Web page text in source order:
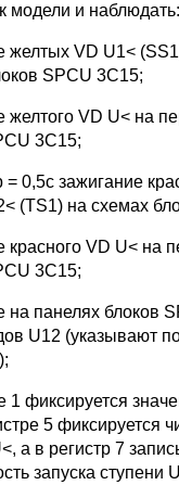
модели и наблюдать:
желтых VD U1<
SPCU 3C15;
желтого VD U< на
3C15;
= 0,5с зажигание
(TS1) на схемах
красного VD U< на
3C15;
на панелях блоков
U12 (указывают
1 фиксируется
5 фиксируется
а в регистр 7
запуска ступени